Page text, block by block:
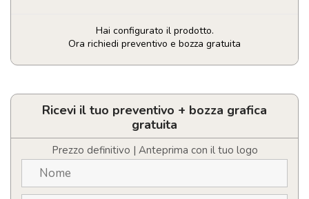
Hai configurato il prodotto.
Ora richiedi preventivo e bozza gratuita
Bicchiere
PP
riciclatoRicevi il tuo preventivo + bozza grafica
gratuita
Prezzo definitivo | Anteprima con il tuo logo